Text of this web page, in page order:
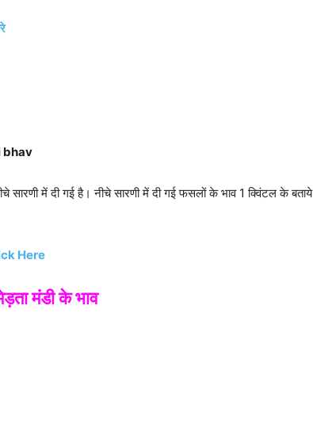
bhav
सारणी में दी गई है। नीचे सारणी में दी गई फसलों के भाव 1 क्विंटल के बताये
Here
मंडी के भाव